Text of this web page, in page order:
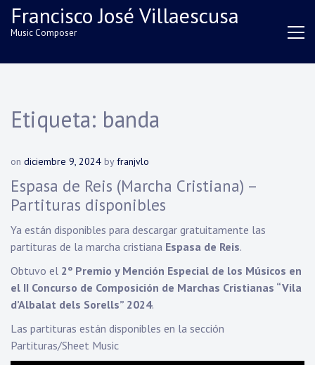
SkipFrancisco José Villaescusa
Music Composer
Etiqueta: banda
on diciembre 9, 2024 byfranjvlo
Espasa de Reis (Marcha Cristiana) –
Partituras disponibles
Ya están disponibles para descargar gratuitamente las
partituras de la marcha cristiana Espasa de Reis.
Obtuvo el 2º Premio y Mención Especial de los Músicos en
el II Concurso de Composición de Marchas Cristianas “Vila
d’Albalat dels Sorells” 2024.
Las partituras están disponibles en la sección
Partituras/Sheet Music